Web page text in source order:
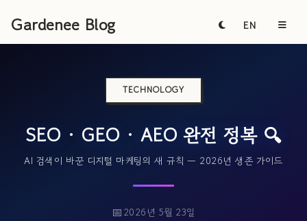
Gardenee Blog EN
TECHNOLOGY
SEO · GEO · AEO 완전 정복 🔍
AI 검색이 바꾼 디지털 마케팅의 새 규칙 — 2026년 생존 가이드
2026년 5월 23일